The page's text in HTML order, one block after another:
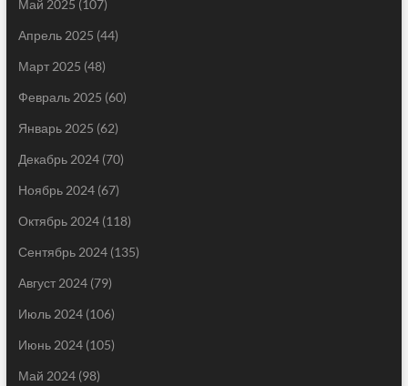
Май 2025 (107)
Апрель 2025 (44)
Март 2025 (48)
Февраль 2025 (60)
Январь 2025 (62)
Декабрь 2024(70)
Ноябрь 2024(67)
Октябрь 2024(118)
Сентябрь 2024(135)
Август 2024(79)
Июль 2024(106)
Июнь 2024(105)
Май 2024(98)